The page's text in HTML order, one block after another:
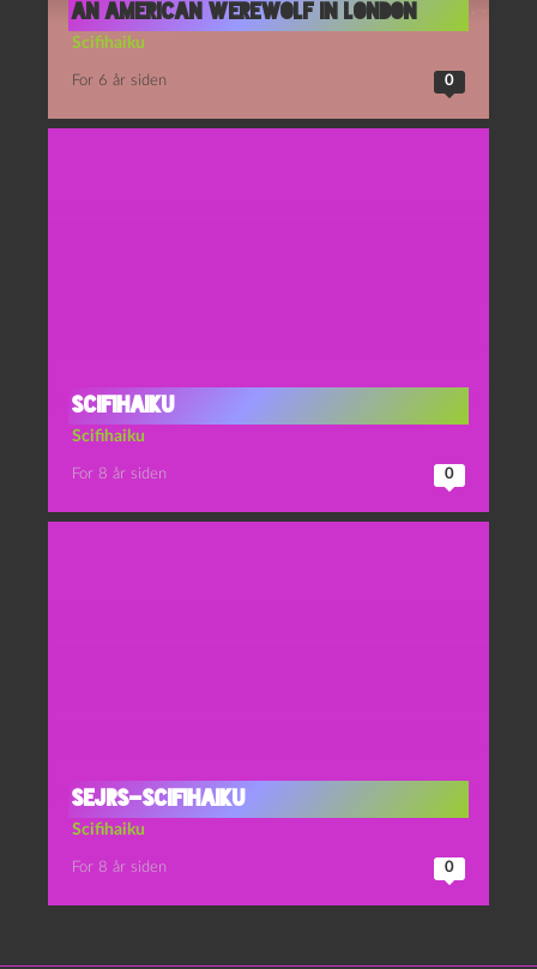
An American Werewolf in London
Scifihaiku
For 6 år siden 0
Scifihaiku
Scifihaiku
For 8 år siden 0
Sejrs-scifihaiku
Scifihaiku
For 8 år siden 0